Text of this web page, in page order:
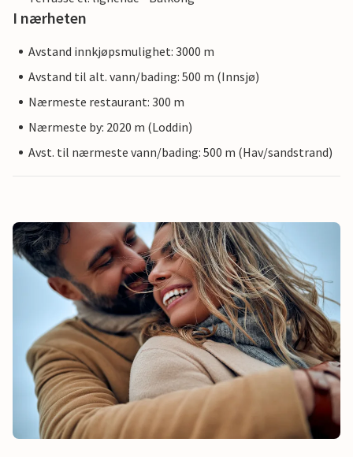
I nærheten
Avstand innkjøpsmulighet: 3000 m
Avstand til alt. vann/bading: 500 m (Innsjø)
Nærmeste restaurant: 300 m
Nærmeste by: 2020 m (Loddin)
Avst. til nærmeste vann/bading: 500 m (Hav/sandstrand)